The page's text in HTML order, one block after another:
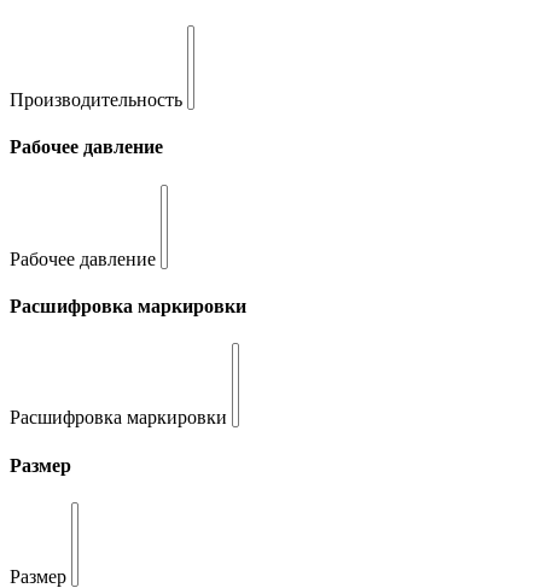
Производительность
Рабочее давление
Рабочее давление
Расшифровка маркировки
Расшифровка маркировки
Размер
Размер